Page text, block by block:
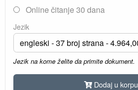
Online čitanje 30 dana
Jezik
Jezik na kome želite da primite dokument.
Dodaj u korpu